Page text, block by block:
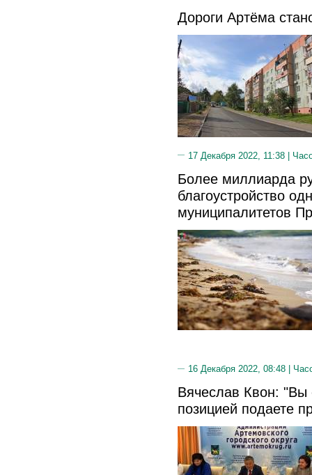
Дороги Артёма
17 Декабря 2022, 11:38 |
Более миллиарда
благоустройство
муниципалитетов
16 Декабря 2022, 08:48 |
Вячеслав Квон: "Вы
позицией подаете